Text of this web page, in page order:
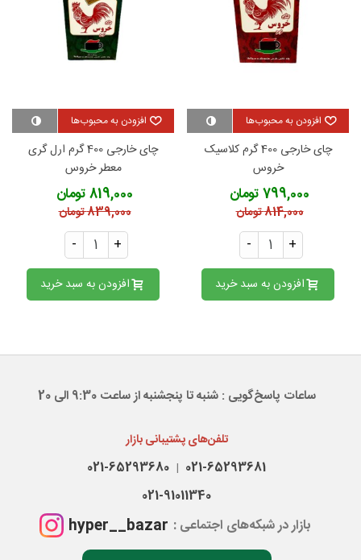
افزودن به محبوب‌ها
چای خارجی 400 گرم کلاسیک
خروس
799,000 تومان
814,000 تومان
- +
افزودن به سبد خرید
افزودن به محبوب‌ها
چای خارجی 400 گرم ارل گری
معطر خروس
819,000 تومان
839,000 تومان
- +
افزودن به سبد خرید
ساعات پاسخ‌گویی : شنبه تا پنجشنبه از ساعت 9:30 الی 20
تلفن‌های پشتیبانی بازار
021-65293681
|
021-65293680
021-91011340
بازار در شبکه‌های اجتماعی : hyper__bazar